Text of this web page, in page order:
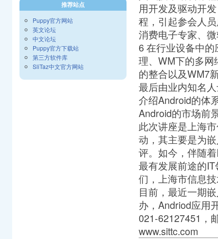
用开发及驱动开
程，引起参会人
消费电子专家、
6 在行业设备中
理、WM下的多
的整合以及WM7
最后由业内知名
介绍Android的体
Android的市场前
此次讲座是上海
动，其主要是为
评。如今，伴随
最有发展前途的
们，上海市信息
目前，最近一期
办，Andriod应用
021-62127451，
www.sittc.com
推荐站点
Puppy官方网站
英文论坛
中文论坛
Puppy官方下载站
第三方软件库
SliTaz中文官方网站